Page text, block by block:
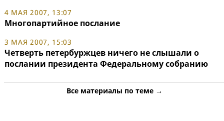
4 МАЯ 2007, 13:07
Многопартийное послание
3 МАЯ 2007, 15:03
Четверть петербуржцев ничего не слышали о
послании президента Федеральному собранию
Все материалы по теме →